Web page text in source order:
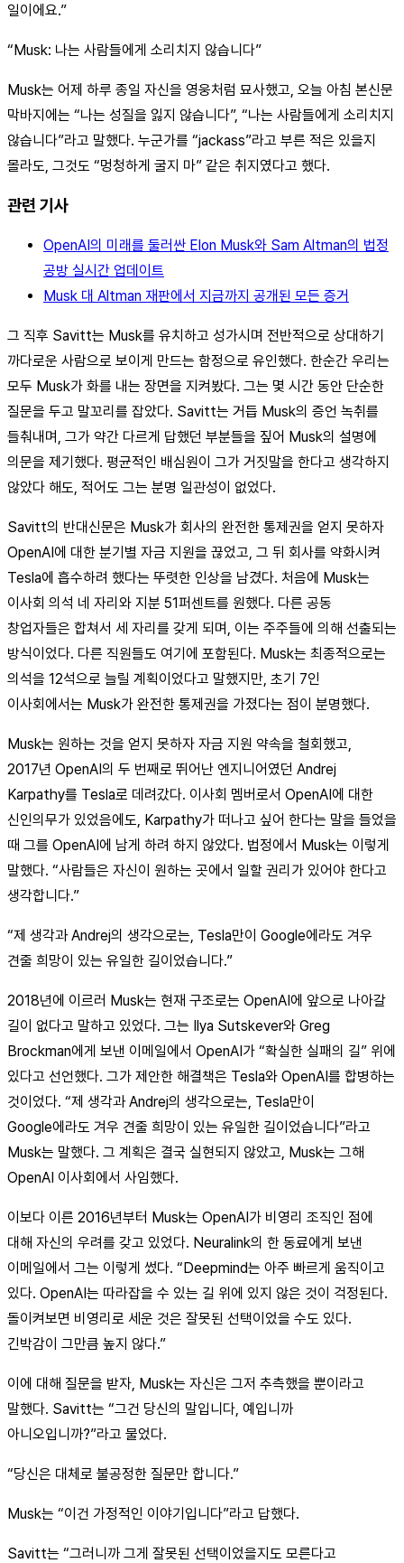
일이에요.”
“Musk: 나는 사람들에게 소리치지 않습니다”
Musk는 어제 하루 종일 자신을 영웅처럼 묘사했고, 오늘 아침 본신문
막바지에는 “나는 성질을 잃지 않습니다”, “나는 사람들에게 소리치지
않습니다”라고 말했다. 누군가를 “jackass”라고 부른 적은 있을지
몰라도, 그것도 “멍청하게 굴지 마” 같은 취지였다고 했다.
관련 기사
OpenAI의 미래를 둘러싼 Elon Musk와 Sam Altman의 법정
공방 실시간 업데이트
Musk 대 Altman 재판에서 지금까지 공개된 모든 증거
그 직후 Savitt는 Musk를 유치하고 성가시며 전반적으로 상대하기
까다로운 사람으로 보이게 만드는 함정으로 유인했다. 한순간 우리는
모두 Musk가 화를 내는 장면을 지켜봤다. 그는 몇 시간 동안 단순한
질문을 두고 말꼬리를 잡았다. Savitt는 거듭 Musk의 증언 녹취를
들춰내며, 그가 약간 다르게 답했던 부분들을 짚어 Musk의 설명에
의문을 제기했다. 평균적인 배심원이 그가 거짓말을 한다고 생각하지
않았다 해도, 적어도 그는 분명 일관성이 없었다.
Savitt의 반대신문은 Musk가 회사의 완전한 통제권을 얻지 못하자
OpenAI에 대한 분기별 자금 지원을 끊었고, 그 뒤 회사를 약화시켜
Tesla에 흡수하려 했다는 뚜렷한 인상을 남겼다. 처음에 Musk는
이사회 의석 네 자리와 지분 51퍼센트를 원했다. 다른 공동
창업자들은 합쳐서 세 자리를 갖게 되며, 이는 주주들에 의해 선출되는
방식이었다. 다른 직원들도 여기에 포함된다. Musk는 최종적으로는
의석을 12석으로 늘릴 계획이었다고 말했지만, 초기 7인
이사회에서는 Musk가 완전한 통제권을 가졌다는 점이 분명했다.
Musk는 원하는 것을 얻지 못하자 자금 지원 약속을 철회했고,
2017년 OpenAI의 두 번째로 뛰어난 엔지니어였던 Andrej
Karpathy를 Tesla로 데려갔다. 이사회 멤버로서 OpenAI에 대한
신인의무가 있었음에도, Karpathy가 떠나고 싶어 한다는 말을 들었을
때 그를 OpenAI에 남게 하려 하지 않았다. 법정에서 Musk는 이렇게
말했다. “사람들은 자신이 원하는 곳에서 일할 권리가 있어야 한다고
생각합니다.”
“제 생각과 Andrej의 생각으로는, Tesla만이 Google에라도 겨우
견줄 희망이 있는 유일한 길이었습니다.”
2018년에 이르러 Musk는 현재 구조로는 OpenAI에 앞으로 나아갈
길이 없다고 말하고 있었다. 그는 Ilya Sutskever와 Greg
Brockman에게 보낸 이메일에서 OpenAI가 “확실한 실패의 길” 위에
있다고 선언했다. 그가 제안한 해결책은 Tesla와 OpenAI를 합병하는
것이었다. “제 생각과 Andrej의 생각으로는, Tesla만이
Google에라도 겨우 견줄 희망이 있는 유일한 길이었습니다”라고
Musk는 말했다. 그 계획은 결국 실현되지 않았고, Musk는 그해
OpenAI 이사회에서 사임했다.
이보다 이른 2016년부터 Musk는 OpenAI가 비영리 조직인 점에
대해 자신의 우려를 갖고 있었다. Neuralink의 한 동료에게 보낸
이메일에서 그는 이렇게 썼다. “Deepmind는 아주 빠르게 움직이고
있다. OpenAI는 따라잡을 수 있는 길 위에 있지 않은 것이 걱정된다.
돌이켜보면 비영리로 세운 것은 잘못된 선택이었을 수도 있다.
긴박감이 그만큼 높지 않다.”
이에 대해 질문을 받자, Musk는 자신은 그저 추측했을 뿐이라고
말했다. Savitt는 “그건 당신의 말입니다, 예입니까
아니오입니까?”라고 물었다.
“당신은 대체로 불공정한 질문만 합니다.”
Musk는 “이건 가정적인 이야기입니다”라고 답했다.
Savitt는 “그러니까 그게 잘못된 선택이었을지도 모른다고